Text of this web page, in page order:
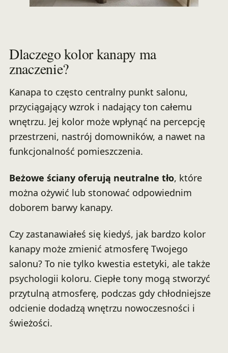
Dlaczego kolor kanapy ma
znaczenie?
Kanapa to często centralny punkt salonu,
przyciągający wzrok i nadający ton całemu
wnętrzu. Jej kolor może wpłynąć na percepcję
przestrzeni, nastrój domowników, a nawet na
funkcjonalność pomieszczenia.
Beżowe ściany oferują neutralne tło, które
można ożywić lub stonować odpowiednim
doborem barwy kanapy.
Czy zastanawiałeś się kiedyś, jak bardzo kolor
kanapy może zmienić atmosferę Twojego
salonu? To nie tylko kwestia estetyki, ale także
psychologii koloru. Ciepłe tony mogą stworzyć
przytulną atmosferę, podczas gdy chłodniejsze
odcienie dodadzą wnętrzu nowoczesności i
świeżości.